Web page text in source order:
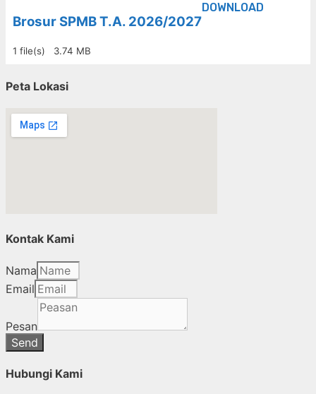
Brosur SPMB T.A. 2026/2027
1 file(s) 3.74 MB
DOWNLOAD
Peta Lokasi
Kontak Kami
Nama
Email
Pesan
Send
Hubungi Kami